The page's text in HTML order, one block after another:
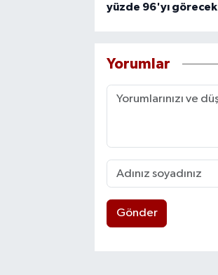
yüzde 96'yı görecek
Yorumlar
Gönder